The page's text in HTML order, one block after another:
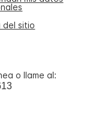
del sitio
o llame al: